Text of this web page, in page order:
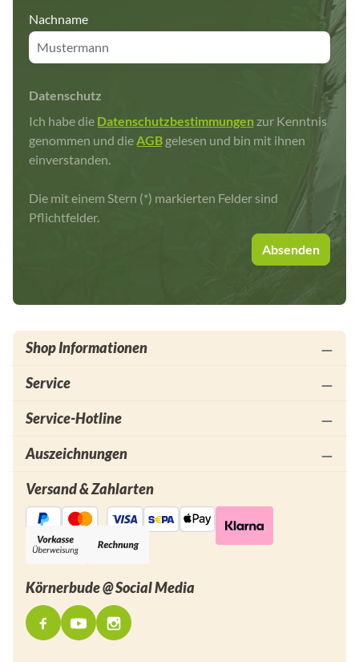
Nachname
Datenschutz
Ich habe die Datenschutzbestimmungen zur Kenntnis
genommen und dieAGB gelesen und bin mit ihnen
einverstanden.
Die mit einem Stern (*) markierten Felder sind
Pflichtfelder.
Absenden
Shop Informationen
Service
Service-Hotline
Auszeichnungen
Versand & Zahlarten
Körnerbude @ Social Media